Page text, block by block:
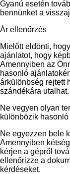
Gyanú esetén
bennünket a
Ár ellenőrzés
Mielőtt eldönti,
ajánlatot, hogy
Amennyiben az
hasonló
árkülönbség rejtett
szándékára utalhat.
Ne vegyen olyan
különbözik
Ne egyezzen bele
Amennyiben
kérjen a gépről
ellenőrizze a
kérdéseket.